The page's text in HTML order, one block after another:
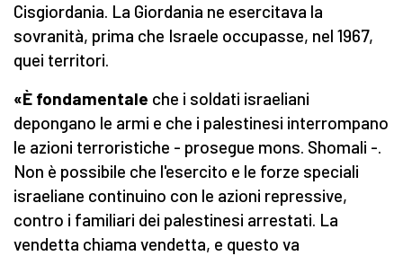
Cisgiordania. La Giordania ne esercitava la
sovranità, prima che Israele occupasse, nel 1967,
quei territori.
«È fondamentale che i soldati israeliani
depongano le armi e che i palestinesi interrompano
le azioni terroristiche - prosegue mons. Shomali -.
Non è possibile che l'esercito e le forze speciali
israeliane continuino con le azioni repressive,
contro i familiari dei palestinesi arrestati. La
vendetta chiama vendetta, e questo va